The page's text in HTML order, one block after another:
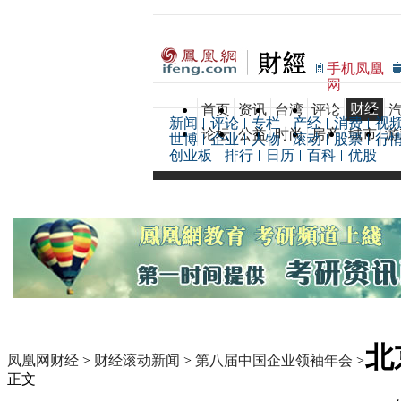
手机凤凰
网
首页 资讯 台湾 评论 财经
论坛 公益 时尚 房产 城市
新闻 评论 专栏 产经 消费
视
世博
企业 人物 滚动 股票
行
创业板
排行 日历 百科 优股
凤凰网财经 > 财经滚动新闻 > 第八届中国企业领袖年会 >
正文
北